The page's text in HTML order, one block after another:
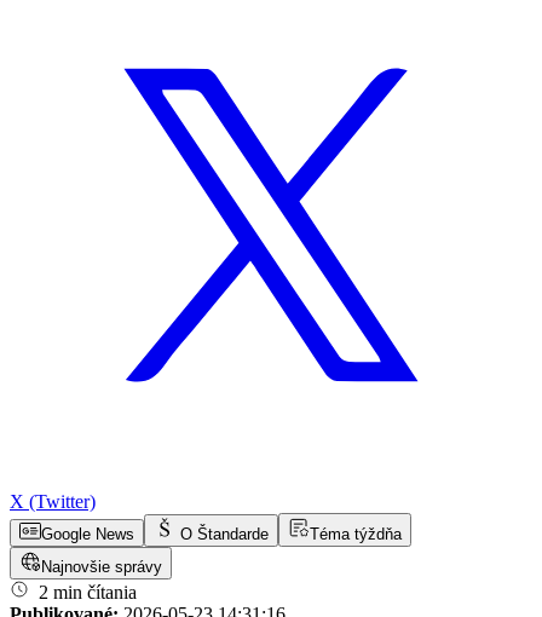
X (Twitter)
Google News O Štandarde
Téma týždňa
Najnovšie správy
2 min čítania